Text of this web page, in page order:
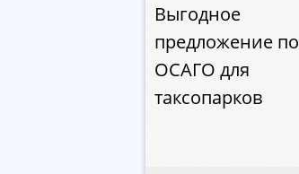
Выгодное
предложение по
ОСАГО для
таксопарков